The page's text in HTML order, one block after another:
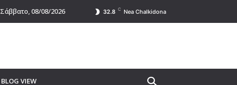
32.8 C Nea Chalkidona
Σάββατο, 08/08/2026
BLOG VIEW